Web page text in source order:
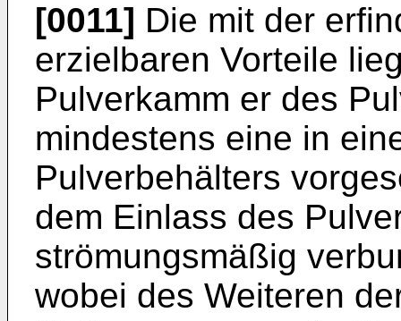
[0011] Die mit der
erzielbaren Vorteile
Pulverkamm er des
mindestens eine in
Pulverbehälters
dem Einlass des
strömungsmäßig
wobei des Weiteren